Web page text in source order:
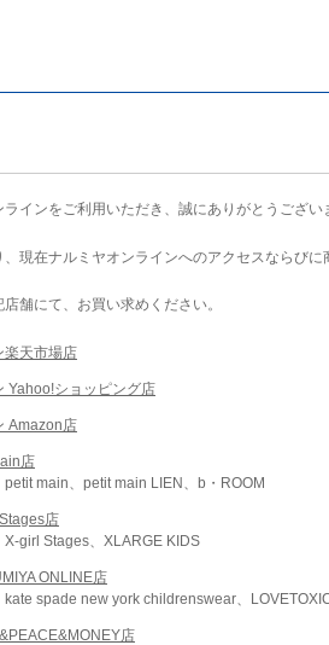
インをご利用いただき、誠にありがとうござい
現在ナルミヤオンラインへのアクセスならびに
舗にて、お買い求めください。
楽天市場店
Yahoo!ショッピング店
Amazon店
店
main、petit main LIEN、b・ROOM
店
X-girl Stages、XLARGE KIDS
ONLINE店
kate spade new york childrenswear、
店